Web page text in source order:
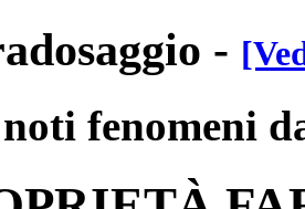
-
fenomeni